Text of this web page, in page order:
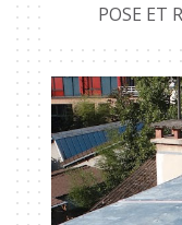
POSE ET